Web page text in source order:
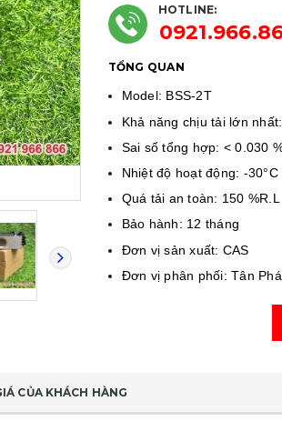
HOTLINE:
TỔNG QUAN
Model: BSS-2T
Khả năng chịu tải lớn
Sai số tổng hợp: < 0.030
Nhiệt độ hoạt động: -30°C
Quá tải an toàn: 150 %R.L
Bảo hành: 12 tháng
Đơn vị sản xuất: CAS
Đơn vị phân phối: Tân
CỦA KHÁCH HÀNG